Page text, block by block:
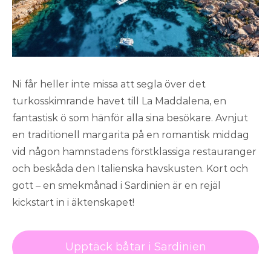
Ni får heller inte missa att segla över det
turkosskimrande havet till La Maddalena, en
fantastisk ö som hänför alla sina besökare. Avnjut
en traditionell margarita på en romantisk middag
vid någon hamnstadens förstklassiga restauranger
och beskåda den Italienska havskusten. Kort och
gott – en smekmånad i Sardinien är en rejäl
kickstart in i äktenskapet!
Upptäck båtar i Sardinien